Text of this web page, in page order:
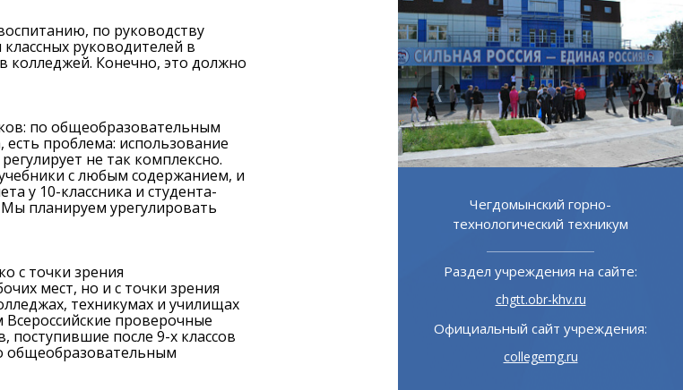
институт
на сайте:
Чегдомынский горно-
chgtt.obr-khv.ru
Официальный сайт учреждения:
Хабаровский дорожно-
строительный техникум
Раздел учреждения на сайте:
hdst.obr-khv.ru
Официальный сайт учреждения:
hdst.ru
по руководству
руководителей в
колледжей. Конечно, это должно
по общеобразовательным
проблема: использование
не так комплексно.
с любым содержанием, и
у 10-классника и студента-
планируем урегулировать
с точки зрения
мест, но и с точки зрения
техникумах и училищах
проверочные
поступившие после 9-х классов
общеобразовательным